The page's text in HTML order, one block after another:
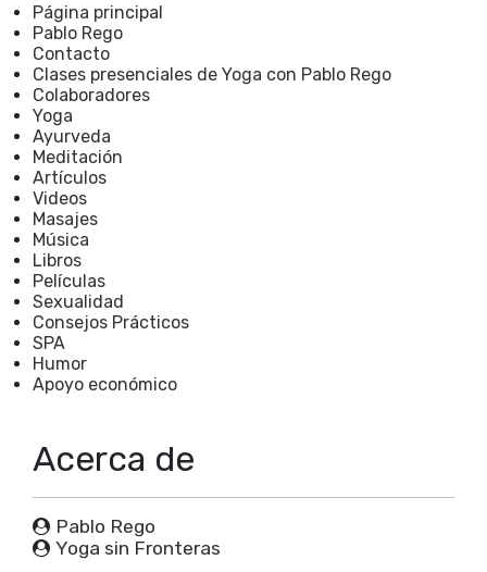
Página principal
Pablo Rego
Contacto
Clases presenciales de Yoga con Pablo Rego
Colaboradores
Yoga
Ayurveda
Meditación
Artículos
Videos
Masajes
Música
Libros
Películas
Sexualidad
Consejos Prácticos
SPA
Humor
Apoyo económico
Acerca de
Pablo Rego
Yoga sin Fronteras